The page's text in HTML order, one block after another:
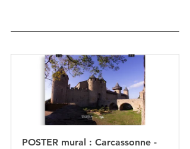
POSTER mural : Carcassonne -